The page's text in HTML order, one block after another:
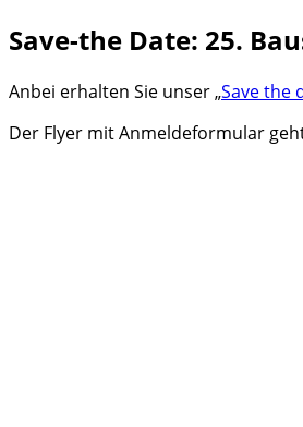
Save-the Date: 25.
Anbei erhalten Sie unser „Save the
Der Flyer mit Anmeldeformular